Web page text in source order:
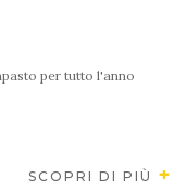
per tutto l'anno
SCOPRI DI PIÙ